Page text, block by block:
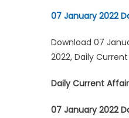
07 January 2022
Download 07
2022, Daily
Daily Current
07 January 2022